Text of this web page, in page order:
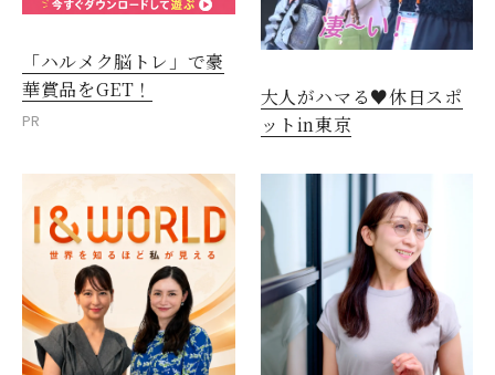
「ハルメク脳トレ」で豪
華賞品をGET！
PR
大人がハマる♥休日スポ
ットin東京